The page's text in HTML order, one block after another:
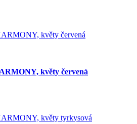
květy červená